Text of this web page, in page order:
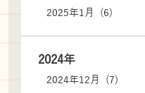
2025年1月 (6)
2024年
2024年12月 (7)